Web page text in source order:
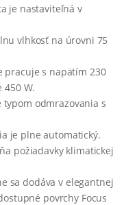
je nastaviteľná v
vlhkosť na úrovni 75
pracuje s napätím 230
450 W.
odmrazovania s
je plne automatický.
požiadavky klimatickej
sa dodáva v elegantnej
povrchy Focus